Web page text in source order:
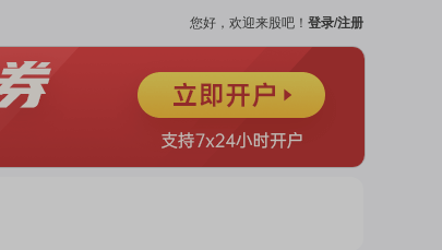
您好，欢迎来股吧！ 登录/注册